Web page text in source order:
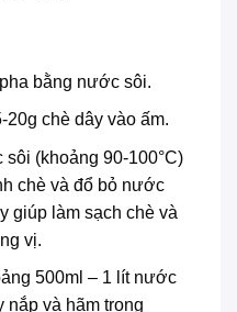
bằng nước sôi.
20g chè dây vào ấm.
sôi (khoảng 90-100°C)
chè và đổ bỏ nước
giúp làm sạch chè và
vị.
500ml – 1 lít nước
nắp và hãm trong